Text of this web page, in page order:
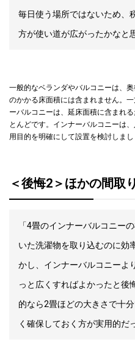
毎日使う場所ではないため、
方が使い道が広がったかなと
一般的なベランダやバルコニーは、
のかかる床面積には含まれません。
ーバルコニーは、延床面積に含まれ
とんどです。インナーバルコニーは
用目的を明確にして設置を検討しまし
＜後悔2＞ほかの間取
「4畳のインナーバルコニー
いた洗濯物を取り込むのに効
かし、インナーバルコニーよ
っと広くすればよかったと後
的なら2畳ほどの大きさで十
く確保しておく方が実用的だ